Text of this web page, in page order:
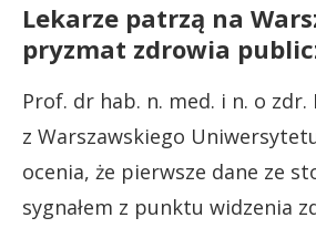
Lekarze patrzą na
pryzmat zdrowia
Prof. dr hab. n. med. i n. o zdr.
z Warszawskiego
ocenia, że pierwsze dane ze
sygnałem z punktu widzenia